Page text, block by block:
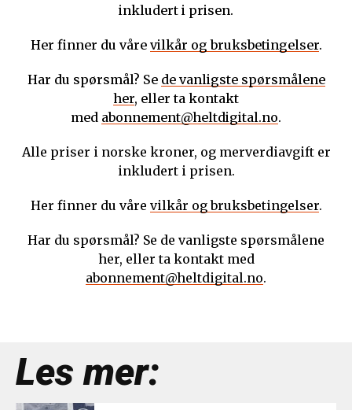
inkludert i prisen.
Her finner du våre vilkår og bruksbetingelser.
Har du spørsmål? Se de vanligste spørsmålene
her, eller ta kontakt
med abonnement@heltdigital.no.
Alle priser i norske kroner, og merverdiavgift er
inkludert i prisen.
Her finner du våre vilkår og bruksbetingelser.
Har du spørsmål? Se de vanligste spørsmålene
her, eller ta kontakt med
abonnement@heltdigital.no.
Les mer: